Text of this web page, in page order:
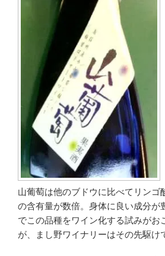
山葡萄は他のブドウに比べてリンゴ
の含有量が数倍。身体に良い成分が
でこの品種をワイン化する試みがお
が、まし野ワイナリーはその先駆け